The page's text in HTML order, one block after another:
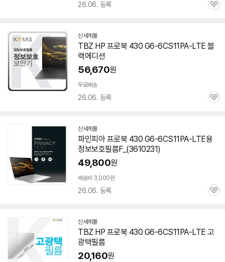
26.06. 등록
관
신세계몰
TBZ HP 프로북 430 G6-6CS11PA-LTE 블
랙에디션
56,670원
무료배송
26.06. 등록
관
신세계몰
파인피아 프로북 430 G6-6CS11PA-LTE용
정보보호필름F_(3610231)
49,800원
배송비 3,000원
26.06. 등록
관
신세계몰
TBZ HP 프로북 430 G6-6CS11PA-LTE 고
광택필름
20,160원